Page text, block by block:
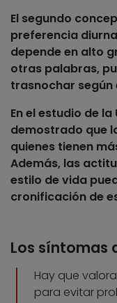
El segundo
preferencia
depende en alto
otras palabras,
trasnochar
En el estudio de
demostrado que
quienes tienen
Además, las
estilo de vida
cronificación de
Los síntomas
Hay que
para evitar